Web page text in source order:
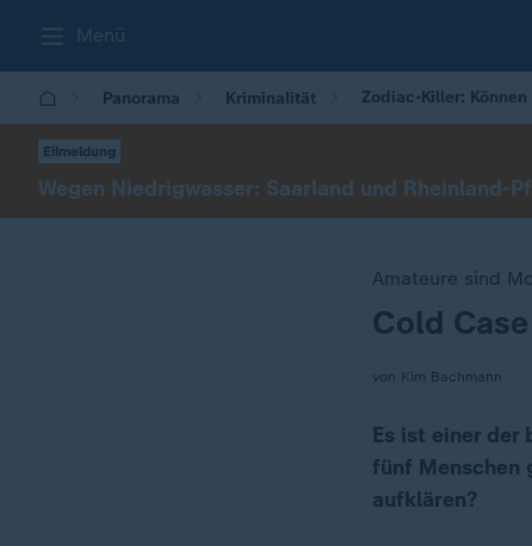
Menü
Panorama Kriminalität Zodiac-Killer:
Eilmeldung
Wegen Niedrigwasser: Saarland und Rheinland-
Amateure sind
:
Cold
von Kim Bachmann
Es ist einer der
fünf Menschen
aufklären?